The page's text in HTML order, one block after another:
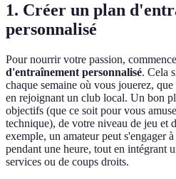
1. Créer un plan
personnalisé
Pour nourrir votre passion,
d'entraînement personnalisé. Cela
chaque semaine où vous jouerez,
en rejoignant un club local. Un bon
objectifs (que ce soit pour vous
technique), de votre niveau de jeu et
exemple, un amateur peut s'engager
pendant une heure, tout en intégrant
services ou de coups droits.